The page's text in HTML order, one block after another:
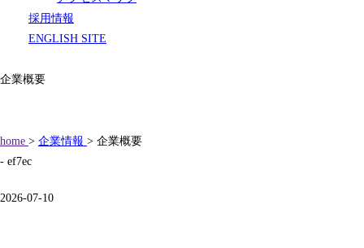
採用情報
ENGLISH SITE
企業概要
home > 企業情報 > 企業概要
- ef7ec
2026-07-10